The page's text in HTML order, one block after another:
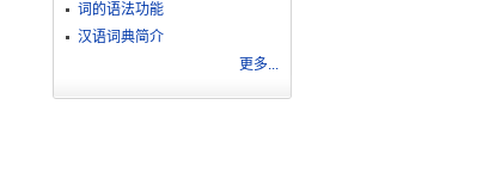
词的语法功能
汉语词典简介
更多...